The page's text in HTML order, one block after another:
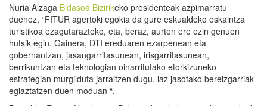
Nuria Alzaga Bidasoa Bizirikeko presidenteak azpimarratu
duenez, “FITUR agertoki egokia da gure eskualdeko eskaintza
turistikoa ezagutarazteko, eta, beraz, aurten ere ezin genuen
hutsik egin. Gainera, DTI ereduaren ezarpenean eta
gobernantzan, jasangarritasunean, irisgarritasunean,
berrikuntzan eta teknologian oinarritutako etorkizuneko
estrategian murgilduta jarraitzen dugu, iaz jasotako bereizgarriak
egiaztatzen duen moduan “.